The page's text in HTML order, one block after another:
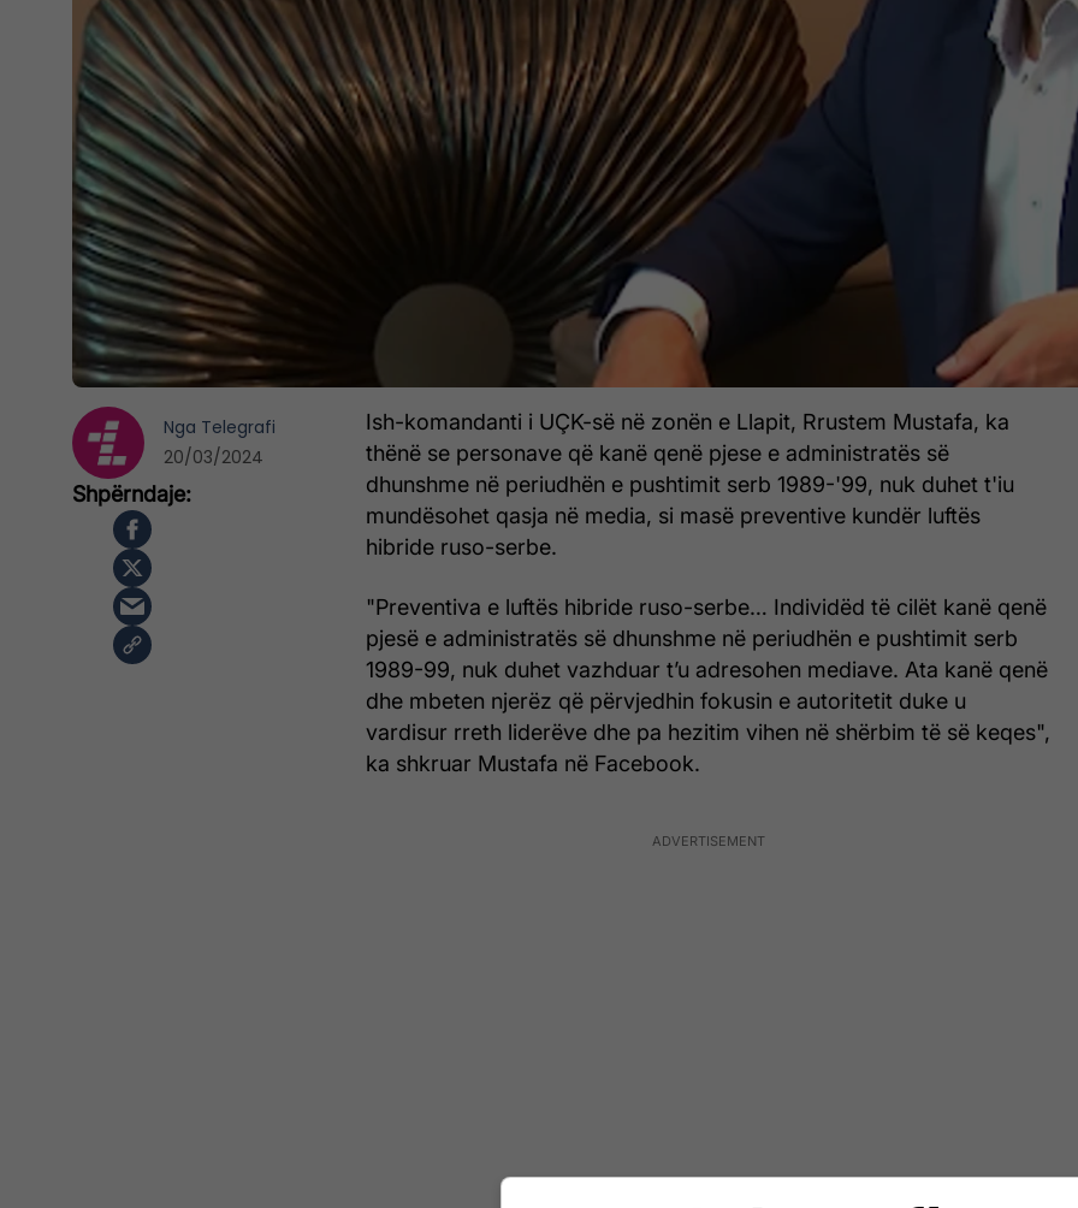
Ish-komandanti i UÇK-së në zonën e Llapit, Rrustem Mustafa, ka
thënë se personave që kanë qenë pjese e administratës së
dhunshme në periudhën e pushtimit serb 1989-'99, nuk duhet t'iu
mundësohet qasja në media, si masë preventive kundër luftës
hibride ruso-serbe.
"Preventiva e luftës hibride ruso-serbe… Individëd të cilët kanë qenë
pjesë e administratës së dhunshme në periudhën e pushtimit serb
1989-99, nuk duhet vazhduar t’u adresohen mediave. Ata kanë qenë
dhe mbeten njerëz që përvjedhin fokusin e autoritetit duke u
vardisur rreth liderëve dhe pa hezitim vihen në shërbim të së keqes",
ka shkruar Mustafa në Facebook.
Nga Telegrafi
20/03/2024